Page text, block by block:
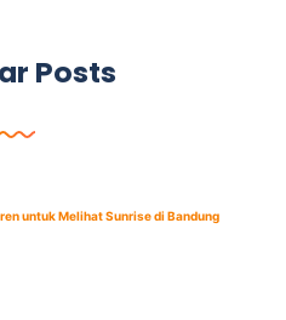
Posts
untuk Melihat Sunrise di Bandung